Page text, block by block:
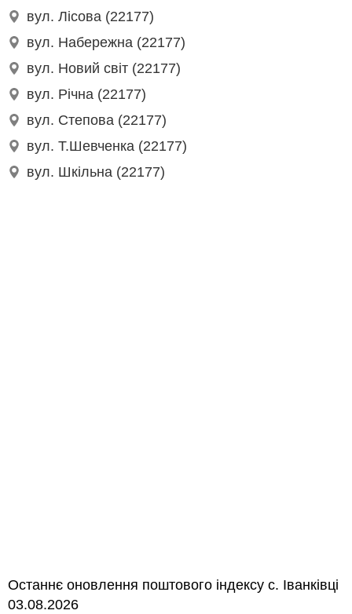
вул. Лісова (22177)
вул. Набережна (22177)
вул. Новий світ (22177)
вул. Річна (22177)
вул. Степова (22177)
вул. Т.Шевченка (22177)
вул. Шкільна (22177)
Останнє оновлення поштового індексу с. Іванківці
03.08.2026